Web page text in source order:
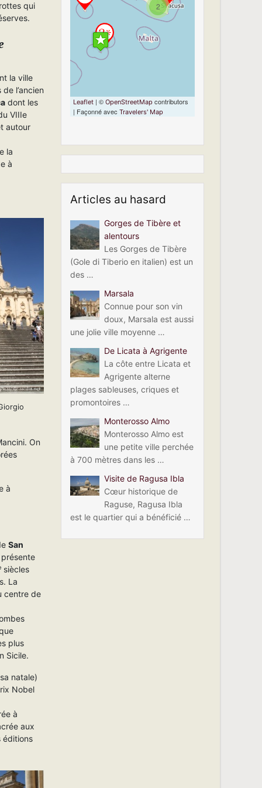
qui
la ville
l’ancien
dont les
VIIIe
autour
la
à
On
à
San
siècles
La
centre de
plus
Sicile.
natale)
Nobel
à
aux
éditions
loaded completely,
leafletJS files are
missing.
2
Leaflet | ©OpenStreetMap contributors
| Façonné avecTravelers' Map
Articles au hasard
Gorges de Tibère et
alentours
Les Gorges de Tibère
(Gole di Tiberio en italien) est un
des …
Marsala
Connue pour son vin
doux, Marsala est aussi
une jolie ville moyenne …
De Licata à Agrigente
La côte entre Licata et
Agrigente alterne
plages sableuses, criques et
promontoires …
Monterosso Almo
Monterosso Almo est
une petite ville perchée
à 700 mètres dans les …
Visite de Ragusa Ibla
Cœur historique de
Raguse, Ragusa Ibla
est le quartier qui a bénéficié …